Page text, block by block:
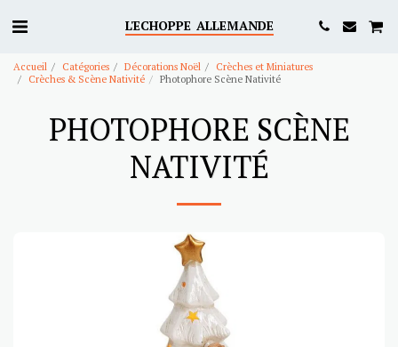
L'ECHOPPE ALLEMANDE
Accueil Catégories Décorations Noël
Crèches et Miniatures
Crèches & Scène Nativité
Photophore Scène Nativité
PHOTOPHORE SCÈNE
NATIVITÉ